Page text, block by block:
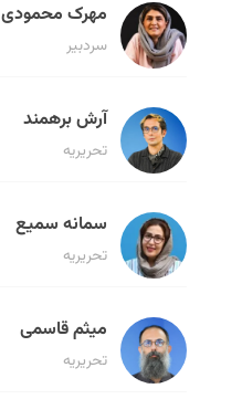
مهرک محمودی
سردبیر
آرش برهمند
تحریریه
سمانه سمیع
تحریریه
میثم قاسمی
تحریریه